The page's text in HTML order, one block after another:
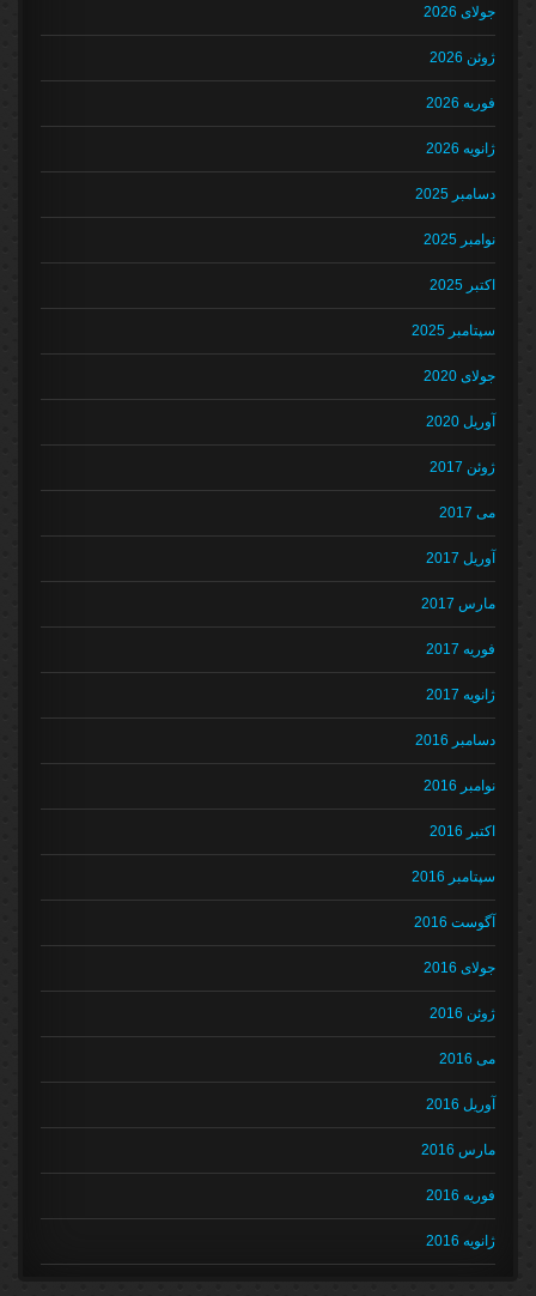
جولای 2026
ژوئن 2026
فوریه 2026
ژانویه 2026
دسامبر 2025
نوامبر 2025
اکتبر 2025
سپتامبر 2025
جولای 2020
آوریل 2020
ژوئن 2017
می 2017
آوریل 2017
مارس 2017
فوریه 2017
ژانویه 2017
دسامبر 2016
نوامبر 2016
اکتبر 2016
سپتامبر 2016
آگوست 2016
جولای 2016
ژوئن 2016
می 2016
آوریل 2016
مارس 2016
فوریه 2016
ژانویه 2016